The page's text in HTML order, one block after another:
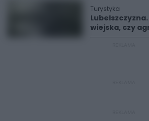
Turystyka
wiejska, czy